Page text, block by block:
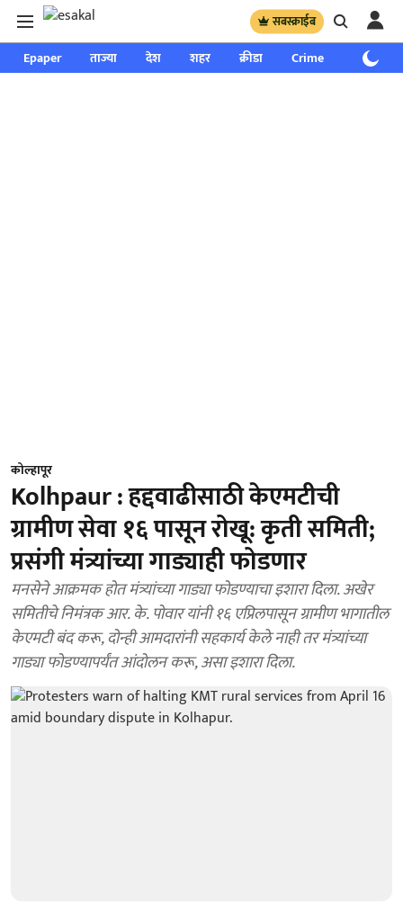
सबस्क्राईब
Epaper ताज्या देश शहर क्रीडा Crime साप्ताहिक
कोल्हापूर
Kolhpaur : हद्दवाढीसाठी केएमटीची
ग्रामीण सेवा १६ पासून रोखू: कृती समिती;
प्रसंगी मंत्र्यांच्या गाड्याही फोडणार
मनसेने आक्रमक होत मंत्र्यांच्या गाड्या फोडण्याचा इशारा दिला. अखेर
समितीचे निमंत्रक आर. के. पोवार यांनी १६ एप्रिलपासून ग्रामीण भागातील
केएमटी बंद करू, दोन्ही आमदारांनी सहकार्य केले नाही तर मंत्र्यांच्या
गाड्या फोडण्यापर्यंत आंदोलन करू, असा इशारा दिला.